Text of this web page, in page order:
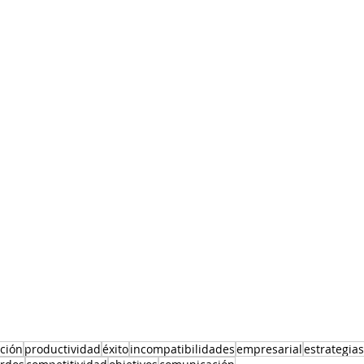
productividadéxitoincompatibilidadesempresarialestrategias